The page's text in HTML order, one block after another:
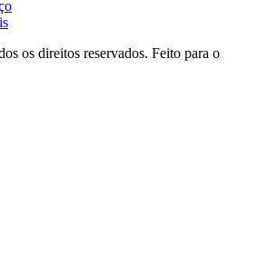
os direitos reservados. Feito para o